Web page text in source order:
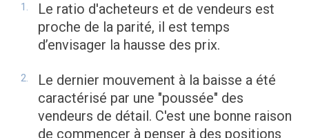
Le ratio d'acheteurs et de vendeurs est
proche de la parité, il est temps
d’envisager la hausse des prix.
Le dernier mouvement à la baisse a été
caractérisé par une "poussée" des
vendeurs de détail. C'est une bonne raison
de commencer à penser à des positions